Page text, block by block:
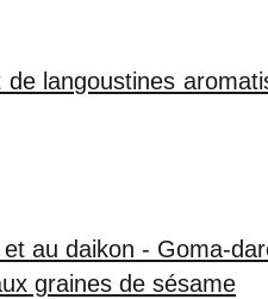
de langoustines
au daikon - Goma-
graines de sésame